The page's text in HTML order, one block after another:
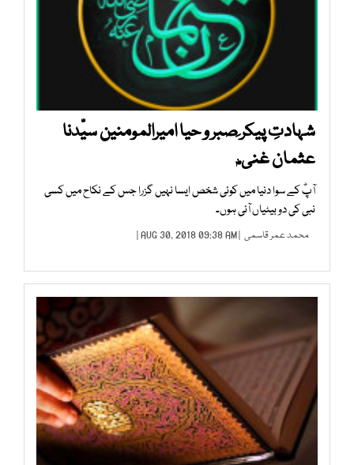
شہادتِ پیکر ِصبر و حیا امیرالمومنین سیّدنا
عثمان غنی ؓ
آپؓ کے سوا دنیا میں کوئی شخص ایسا نہیں گزرا جس کے نکاح میں کسی
نبی کی دو بیٹیاں آئی ہوں۔
محمد عمر قاسمی | AUG 30, 2018 09:38 AM |